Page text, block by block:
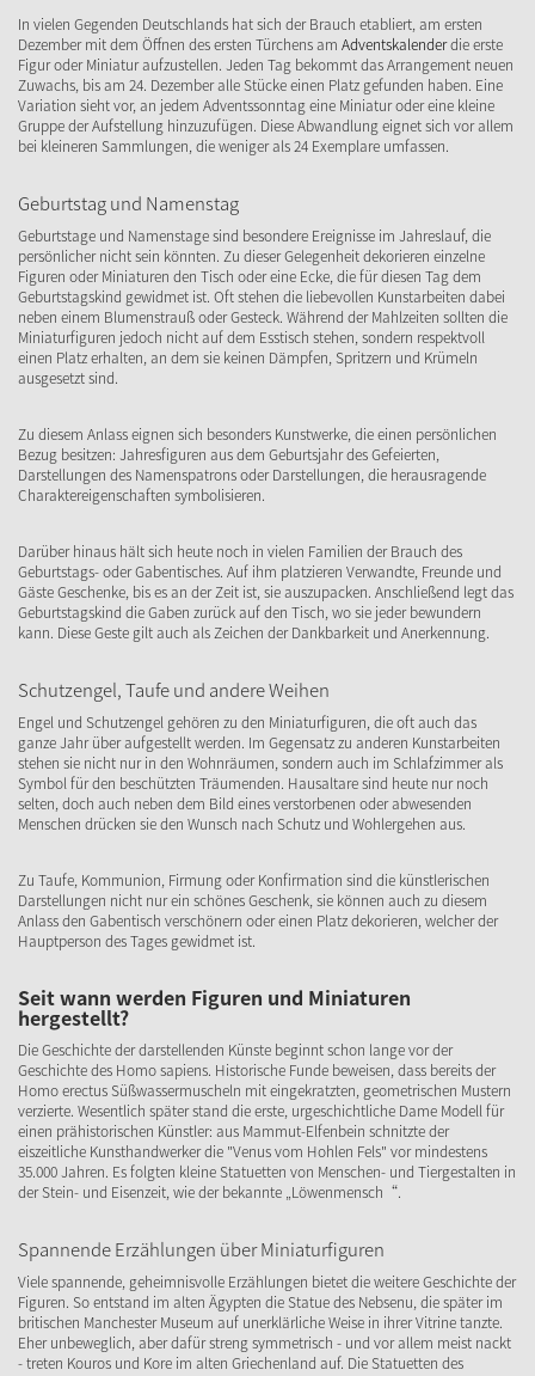
In vielen Gegenden Deutschlands hat sich der Brauch etabliert, am ersten
Dezember mit dem Öffnen des ersten Türchens am Adventskalenderdie erste
Figur oder Miniatur aufzustellen. Jeden Tag bekommt das Arrangement neuen
Zuwachs, bis am 24. Dezember alle Stücke einen Platz gefunden haben. Eine
Variation sieht vor, an jedem Adventssonntag eine Miniatur oder eine kleine
Gruppe der Aufstellung hinzuzufügen. Diese Abwandlung eignet sich vor allem
bei kleineren Sammlungen, die weniger als 24 Exemplare umfassen.
Geburtstag und Namenstag
Geburtstage und Namenstage sind besondere Ereignisse im Jahreslauf, die
persönlicher nicht sein könnten. Zu dieser Gelegenheit dekorieren einzelne
Figuren oder Miniaturen den Tisch oder eine Ecke, die für diesen Tag dem
Geburtstagskind gewidmet ist. Oft stehen die liebevollen Kunstarbeiten dabei
neben einem Blumenstrauß oder Gesteck. Während der Mahlzeiten sollten die
Miniaturfiguren jedoch nicht auf dem Esstisch stehen, sondern respektvoll
einen Platz erhalten, an dem sie keinen Dämpfen, Spritzern und Krümeln
ausgesetzt sind.
Zu diesem Anlass eignen sich besonders Kunstwerke, die einen persönlichen
Bezug besitzen: Jahresfiguren aus dem Geburtsjahr des Gefeierten,
Darstellungen des Namenspatrons oder Darstellungen, die herausragende
Charaktereigenschaften symbolisieren.
Darüber hinaus hält sich heute noch in vielen Familien der Brauch des
Geburtstags- oder Gabentisches. Auf ihm platzieren Verwandte, Freunde und
Gäste Geschenke, bis es an der Zeit ist, sie auszupacken. Anschließend legt das
Geburtstagskind die Gaben zurück auf den Tisch, wo sie jeder bewundern
kann. Diese Geste gilt auch als Zeichen der Dankbarkeit und Anerkennung.
Schutzengel, Taufe und andere Weihen
Engel und Schutzengel gehören zu den Miniaturfiguren, die oft auch das
ganze Jahr über aufgestellt werden. Im Gegensatz zu anderen Kunstarbeiten
stehen sie nicht nur in den Wohnräumen, sondern auch im Schlafzimmer als
Symbol für den beschützten Träumenden. Hausaltare sind heute nur noch
selten, doch auch neben dem Bild eines verstorbenen oder abwesenden
Menschen drücken sie den Wunsch nach Schutz und Wohlergehen aus.
Zu Taufe, Kommunion, Firmung oder Konfirmation sind die künstlerischen
Darstellungen nicht nur ein schönes Geschenk, sie können auch zu diesem
Anlass den Gabentisch verschönern oder einen Platz dekorieren, welcher der
Hauptperson des Tages gewidmet ist.
Seit wann werden Figuren und Miniaturen
hergestellt?
Die Geschichte der darstellenden Künste beginnt schon lange vor der
Geschichte des Homo sapiens. Historische Funde beweisen, dass bereits der
Homo erectus Süßwassermuscheln mit eingekratzten, geometrischen Mustern
verzierte. Wesentlich später stand die erste, urgeschichtliche Dame Modell für
einen prähistorischen Künstler: aus Mammut-Elfenbein schnitzte der
eiszeitliche Kunsthandwerker die "Venus vom Hohlen Fels" vor mindestens
35.000 Jahren. Es folgten kleine Statuetten von Menschen- und Tiergestalten in
der Stein- und Eisenzeit, wie der bekannte „Löwenmensch“.
Spannende Erzählungen über Miniaturfiguren
Viele spannende, geheimnisvolle Erzählungen bietet die weitere Geschichte der
Figuren. So entstand im alten Ägypten die Statue des Nebsenu, die später im
britischen Manchester Museum auf unerklärliche Weise in ihrer Vitrine tanzte.
Eher unbeweglich, aber dafür streng symmetrisch - und vor allem meist nackt
- treten Kouros und Kore im alten Griechenland auf. Die Statuetten des